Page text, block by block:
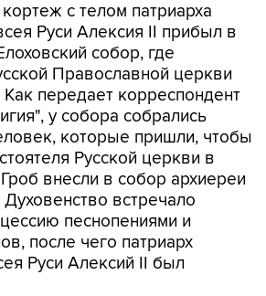
с телом патриарха
Руси Алексия II прибыл в
собор, где
Православной церкви
передает корреспондент
у собора собрались
которые пришли, чтобы
Русской церкви в
внесли в собор архиереи
встречало
песнопениями и
после чего патриарх
Руси Алексий II был